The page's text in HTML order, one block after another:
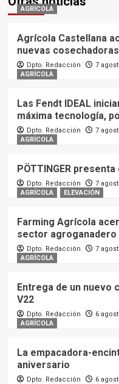
AGRÍCOLA
Agrícola Castellana
nuevas
Dpto. Redacción 7
AGRÍCOLA
Las Fendt IDEAL
máxima tecnología,
Dpto. Redacción 7
AGRÍCOLA
PÖTTINGER
Dpto. Redacción 7
AGRÍCOLA
ELEVACIÓN
Farming Agrícola
sector agroganadero
Dpto. Redacción 7
AGRÍCOLA
Entrega de un nuevo
V22
Dpto. Redacción 6
AGRÍCOLA
La empacadora-
aniversario
Dpto. Redacción 6